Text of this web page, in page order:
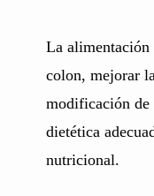
La alimentación
colon, mejorar
modificación de
dietética
nutricional.